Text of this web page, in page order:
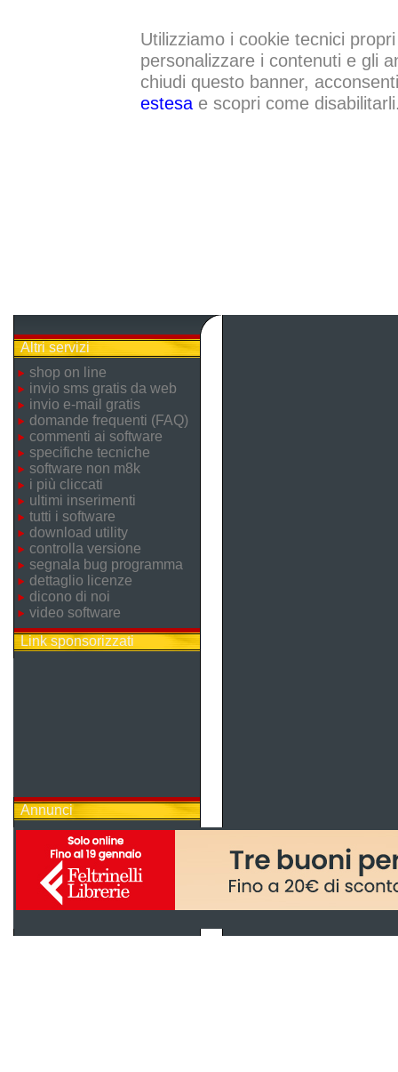
Utilizziamo i cookie tecnici
personalizzare i contenuti e gli
chiudi questo banner,
estesae scopri come
Altri servizi
shop on line
invio sms gratis da web
invio e-mail gratis
domande frequenti (FAQ)
commenti ai software
specifiche tecniche
software non m8k
i più cliccati
ultimi inserimenti
tutti i software
download utility
controlla versione
segnala bug programma
dettaglio licenze
dicono di noi
video software
Link sponsorizzati
Annunci